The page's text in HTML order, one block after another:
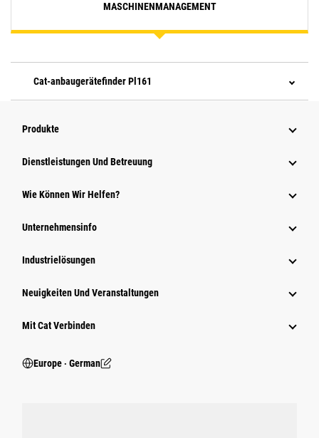
MASCHINENMANAGEMENT
Cat-anbaugerätefinder Pl161
Produkte
Dienstleistungen Und Betreuung
Wie Können Wir Helfen?
Unternehmensinfo
Industrielösungen
Neuigkeiten Und Veranstaltungen
Mit Cat Verbinden
Europe ‧ German